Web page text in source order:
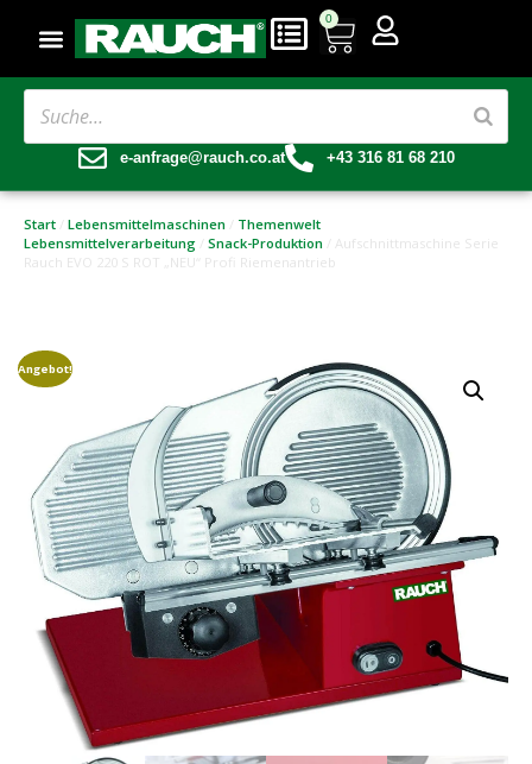
0
e-anfrage@rauch.co.at +43 316 81 68 210
Start Lebensmittelmaschinen
Themenwelt
Lebensmittelverarbeitung
Snack-Produktion / Aufschnittmaschine Serie
Rauch EVO 220 S ROT „NEU“ Profi Riemenantrieb
Angebot!